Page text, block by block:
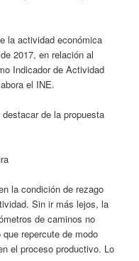
la actividad económica
2017, en relación al
Indicador de Actividad
el INE.
de la propuesta
la condición de rezago
Sin ir más lejos, la
de caminos no
repercute de modo
el proceso productivo. Lo